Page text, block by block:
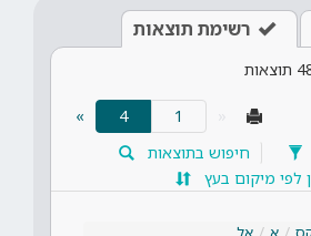
רשימת תוצאות
תוצאות
4
»
חיפוש בתוצאות
לפי מיקום בעץ